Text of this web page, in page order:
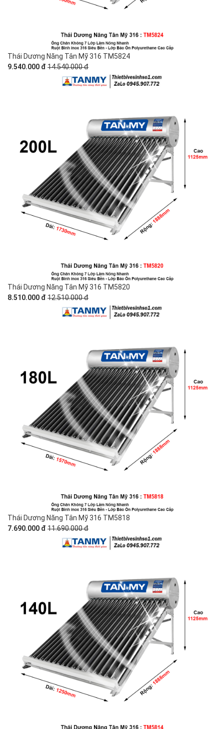
Thái Dương Năng Tân Mỹ 316 TM5824
9.540.000 đ 14.540.000 đ
Thái Dương Năng Tân Mỹ 316 TM5820
8.510.000 đ 12.510.000 đ
Thái Dương Năng Tân Mỹ 316 TM5818
7.690.000 đ 11.690.000 đ